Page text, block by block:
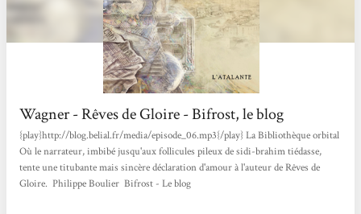
Wagner - Rêves de Gloire - Bifrost, le blog
{play}http://blog.belial.fr/media/episode_06.mp3{/play} La Bibliothèque orbital
Où le narrateur, imbibé jusqu'aux follicules pileux de sidi-brahim tiédasse,
tente une titubante mais sincère déclaration d'amour à l'auteur de Rêves de
Gloire. Philippe Boulier Bifrost - Le blog